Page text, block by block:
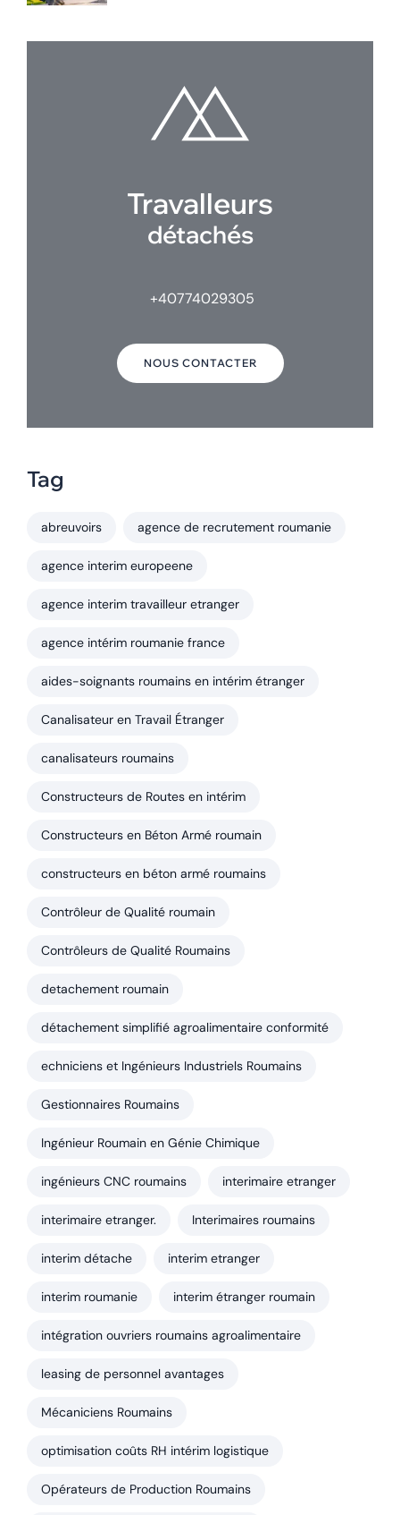
Travalleurs
détachés
+40774029305
NOUS CONTACTER
Tag
abreuvoirs agence de recrutement roumanie
agence interim europeene
agence interim travailleur etranger
agence intérim roumanie france
aides-soignants roumains en intérim étranger
Canalisateur en Travail Étranger
canalisateurs roumains
Constructeurs de Routes en intérim
Constructeurs en Béton Armé roumain
constructeurs en béton armé roumains
Contrôleur de Qualité roumain
Contrôleurs de Qualité Roumains
detachement roumain
détachement simplifié agroalimentaire conformité
echniciens et Ingénieurs Industriels Roumains
Gestionnaires Roumains
Ingénieur Roumain en Génie Chimique
ingénieurs CNC roumains interimaire etranger
interimaire etranger. Interimaires roumains
interim détache interim etranger
interim roumanie interim étranger roumain
intégration ouvriers roumains agroalimentaire
leasing de personnel avantages
Mécaniciens Roumains
optimisation coûts RH intérim logistique
Opérateurs de Production Roumains